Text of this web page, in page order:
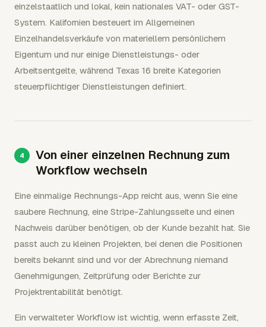
einzelstaatlich und lokal, kein nationales VAT- oder GST-
System. Kalifornien besteuert im Allgemeinen
Einzelhandelsverkäufe von materiellem persönlichem
Eigentum und nur einige Dienstleistungs- oder
Arbeitsentgelte, während Texas 16 breite Kategorien
steuerpflichtiger Dienstleistungen definiert.
Von einer einzelnen Rechnung zum
Workflow wechseln
Eine einmalige Rechnungs-App reicht aus, wenn Sie eine
saubere Rechnung, eine Stripe-Zahlungsseite und einen
Nachweis darüber benötigen, ob der Kunde bezahlt hat. Sie
passt auch zu kleinen Projekten, bei denen die Positionen
bereits bekannt sind und vor der Abrechnung niemand
Genehmigungen, Zeitprüfung oder Berichte zur
Projektrentabilität benötigt.
Ein verwalteter Workflow ist wichtig, wenn erfasste Zeit,